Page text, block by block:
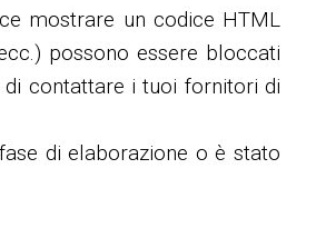
mostrare un codice HTML
possono essere bloccati
contattare i tuoi fornitori di
di elaborazione o è stato